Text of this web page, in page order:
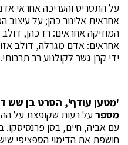
על התסריט והעריכה אחראי
אחראית אלינור כהן; על עיצוב
המוזיקה אחראים: רז כהן,
אחראים: אדם מגרלה, דולב
ידי קרן גשר לקולנוע רב תרבותי.
'מטען עודף', הסרט בן שש
מספרעל רעות שקופצת על
עם אביה, חיים, בסן פרנסיסקו.
חושפת את הדימוי הספציפי